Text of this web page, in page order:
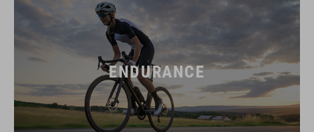
ENDURANCE